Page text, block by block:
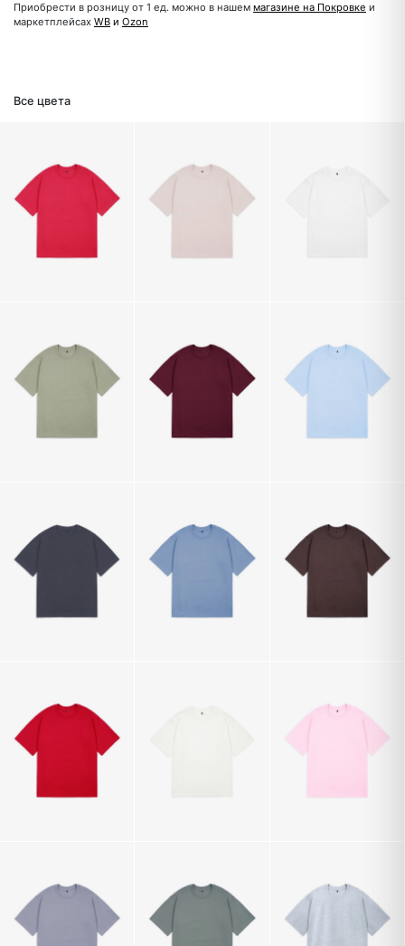
Приобрести в розницу от 1 ед. можно в нашем магазине на Покровке и
маркетплейсах WB и Ozon
Все цвета